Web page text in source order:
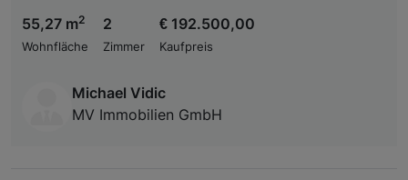
55,27 m2
Wohnfläche
2
Zimmer
€ 192.500,00
Kaufpreis
Michael Vidic
MV Immobilien GmbH